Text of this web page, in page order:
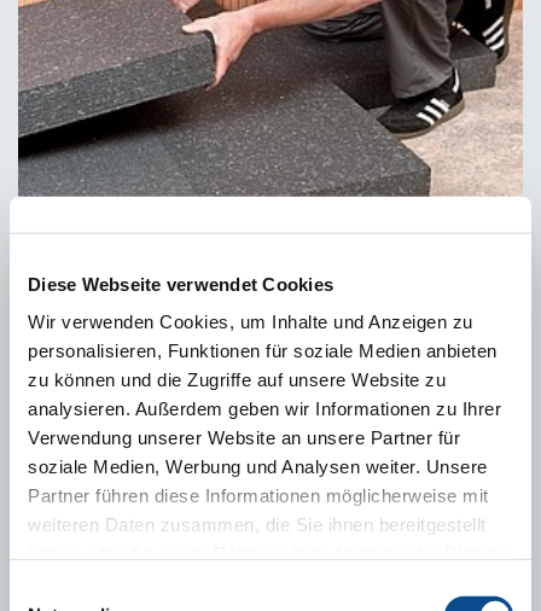
Diese Webseite verwendet Cookies
Wir verwenden Cookies, um Inhalte und Anzeigen zu
personalisieren, Funktionen für soziale Medien anbieten
zu können und die Zugriffe auf unsere Website zu
analysieren. Außerdem geben wir Informationen zu Ihrer
Verwendung unserer Website an unsere Partner für
soziale Medien, Werbung und Analysen weiter. Unsere
Partner führen diese Informationen möglicherweise mit
weiteren Daten zusammen, die Sie ihnen bereitgestellt